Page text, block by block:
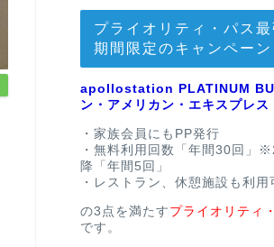
プライオリティ・パス
期間限定のキャンペーン
apollostation PLATINUM
ン・アメリカン・エキスプレス
・家族会員にもPP発行
・無料利用回数「年間30回」
降「年間5回」
・レストラン、休憩施設も利用
の3点を満たす プライオリティ
です。